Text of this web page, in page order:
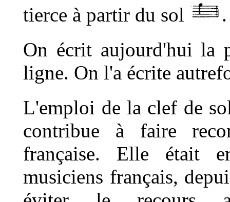
tierce à partir du sol
.
On écrit aujourd'hui la
ligne. On l'a écrite
L'emploi de la clef de
contribue à faire
française. Elle était
musiciens français,